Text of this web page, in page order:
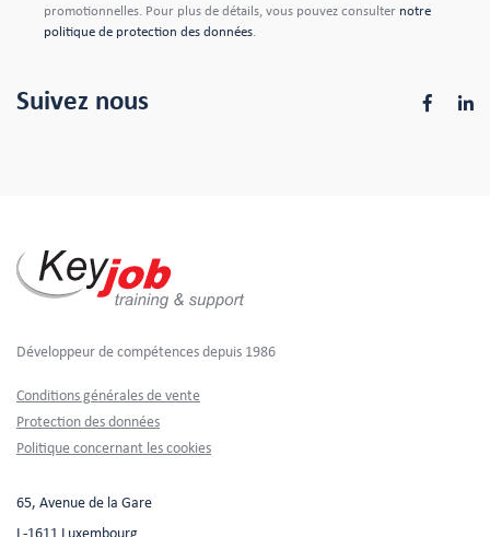
promotionnelles. Pour plus de détails, vous pouvez consulter notre
politique de protection des données.
Suivez nous
Développeur de compétences depuis 1986
Footer
Conditions générales de vente
Protection des données
Politique concernant les cookies
65, Avenue de la Gare
L-1611 Luxembourg